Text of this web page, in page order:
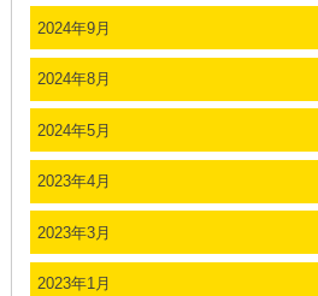
2024年9月
2024年8月
2024年5月
2023年4月
2023年3月
2023年1月